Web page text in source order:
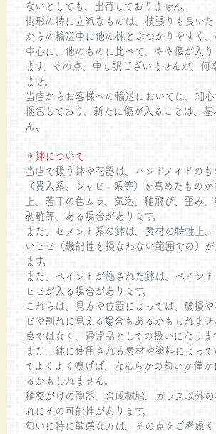
ないとしても、出荷しておりません。
樹形の特に立派なものは、枝張りも良い
からの輸送中に他の株とぶつかりやすく
中心に、他のものに比べて、やや傷が入
ます。その点、申し訳ございませんが、何
ませ。
当店からお客様への輸送においては、細
梱包しており、新たに傷が入ることは、
ん。
＊鉢について
当店で扱う鉢や花器は、ハンドメイドの
（貫入系、シャビー系等）を高めたもの
上、若干の色ムラ、気泡、釉飛び、歪み
剥離等、ある場合があります。
また、セメント系の鉢は、素材の特性上
いヒビ（機能性を損なわない範囲での）
ます。
また、ペイントが施された鉢は、ペイン
ヒビが入る場合があります。
これらは、見方や位置によっては、破損や
ビや割れに見える場合もあるかもしれま
良ではなく、通常品としての扱いになりま
また、鉢に使用される素材や塗料によっ
てよくよく嗅げば、なんらかの匂いが僅
るかもしれません。
釉薬がけの陶器、合成樹脂、ガラス以外
れにその可能性があります。
匂いに特に敏感な方は、その点をご考慮く